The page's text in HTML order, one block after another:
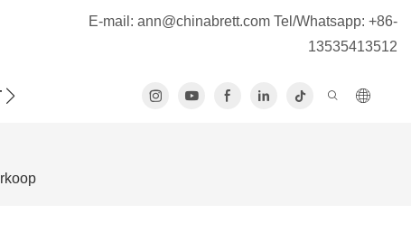
E-mail: ann@chinabrett.com Tel/Whatsapp: +86-
13535413512
MET ONS OP